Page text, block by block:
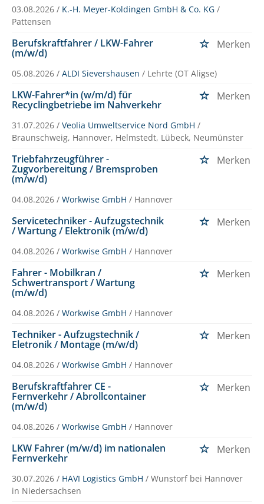
03.08.2026 / K.-H. Meyer-Koldingen GmbH & Co. KG /
Pattensen
Berufskraftfahrer / LKW-Fahrer
(m/w/d)
Merken
05.08.2026 / ALDI Sievershausen / Lehrte (OT Aligse)
LKW-Fahrer*in (w/m/d) für
Recyclingbetriebe im Nahverkehr
Merken
31.07.2026 / Veolia Umweltservice Nord GmbH /
Braunschweig, Hannover, Helmstedt, Lübeck, Neumünster
Triebfahrzeugführer -
Zugvorbereitung / Bremsproben
(m/w/d)
Merken
04.08.2026 / Workwise GmbH / Hannover
Servicetechniker - Aufzugstechnik
/ Wartung / Elektronik (m/w/d)
Merken
04.08.2026 / Workwise GmbH / Hannover
Fahrer - Mobilkran /
Schwertransport / Wartung
(m/w/d)
Merken
04.08.2026 / Workwise GmbH / Hannover
Techniker - Aufzugstechnik /
Eletronik / Montage (m/w/d)
Merken
04.08.2026 / Workwise GmbH / Hannover
Berufskraftfahrer CE -
Fernverkehr / Abrollcontainer
(m/w/d)
Merken
04.08.2026 / Workwise GmbH / Hannover
LKW Fahrer (m/w/d) im nationalen
Fernverkehr
Merken
30.07.2026 / HAVI Logistics GmbH / Wunstorf bei Hannover
in Niedersachsen